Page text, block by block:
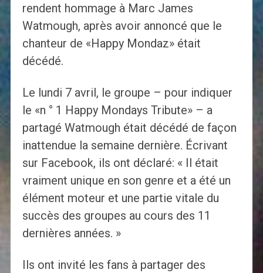
rendent hommage à Marc James
Watmough, après avoir annoncé que le
chanteur de «Happy Mondaz» était
décédé.
Le lundi 7 avril, le groupe – pour indiquer
le «n ° 1 Happy Mondays Tribute» – a
partagé Watmough était décédé de façon
inattendue la semaine dernière. Écrivant
sur Facebook, ils ont déclaré: « Il était
vraiment unique en son genre et a été un
élément moteur et une partie vitale du
succès des groupes au cours des 11
dernières années. »
Ils ont invité les fans à partager des